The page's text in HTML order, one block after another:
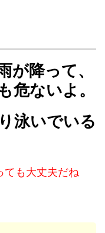
が降って、
危ないよ。
泳いでいる
ても大丈夫だね